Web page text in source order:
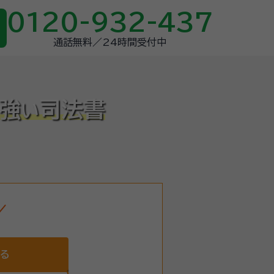
0120-932-437
通話無料／24時間受付中
い司法書